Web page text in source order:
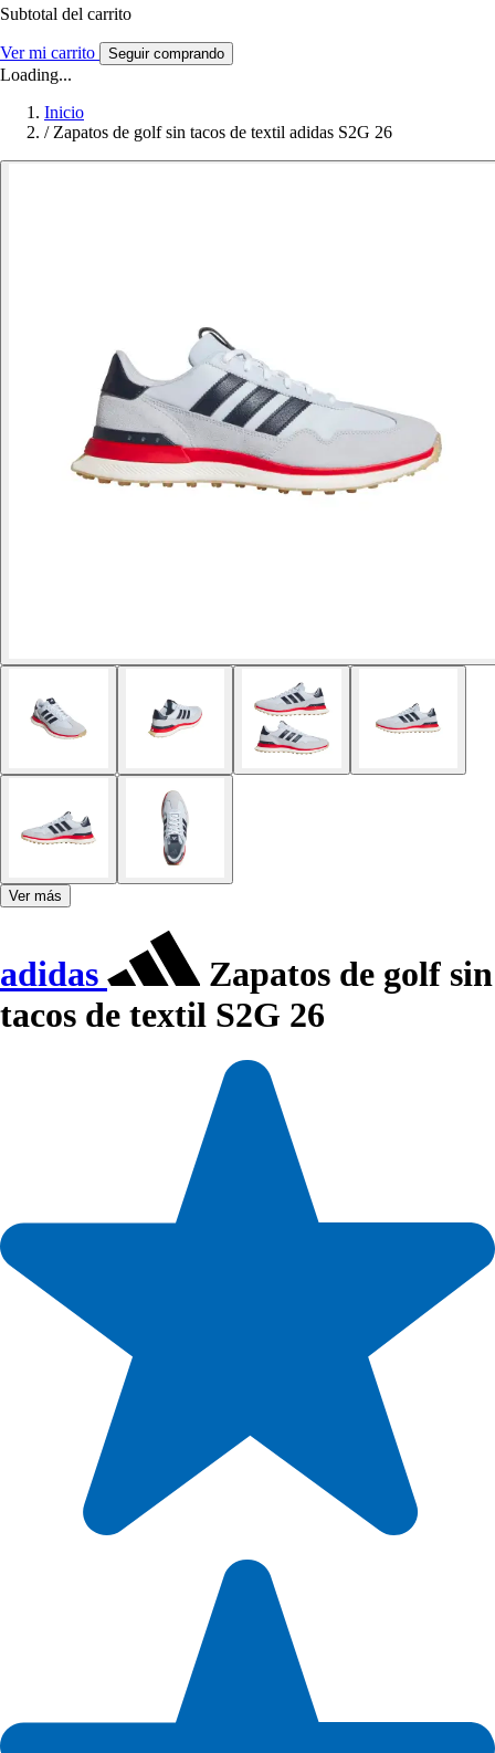
Subtotal del carrito
Ver mi carrito Seguir comprando
Loading...
Inicio
/ Zapatos de golf sin tacos de textil adidas S2G 26
Ver más
adidas
Zapatos de golf sin
tacos de textil S2G 26